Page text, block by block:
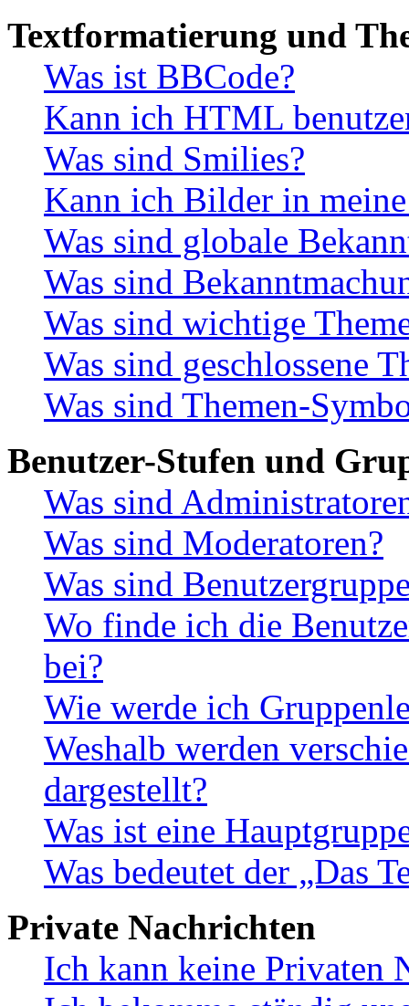
Textformatierung und
Was ist BBCode?
Kann ich HTML
Was sind Smilies?
Kann ich Bilder in
Was sind globale
Was sind
Was sind wichtige
Was sind geschlossene
Was sind Themen-
Benutzer-Stufen und
Was sind
Was sind Moderatoren?
Was sind
Wo finde ich die
bei?
Wie werde ich
Weshalb werden
dargestellt?
Was ist eine
Was bedeutet der „Das
Private Nachrichten
Ich kann keine Privaten